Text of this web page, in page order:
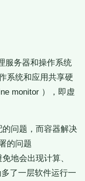
务器和操作系统
系统和应用共享硬
monitor ），即虚
问题，而容器解决
的问题
地会出现计算、
了一层软件运行一